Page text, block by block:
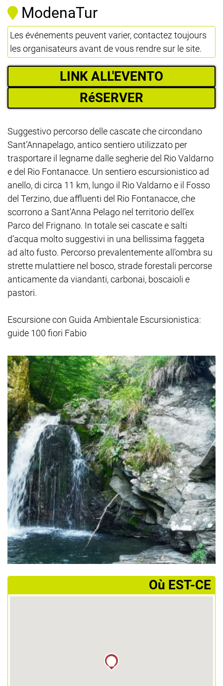
ModenaTur
Les événements peuvent varier, contactez toujours
les organisateurs avant de vous rendre sur le site.
LINK ALL'EVENTO
RéSERVER
Suggestivo percorso delle cascate che circondano
Sant’Annapelago, antico sentiero utilizzato per
trasportare il legname dalle segherie del Rio Valdarno
e del Rio Fontanacce. Un sentiero escursionistico ad
anello, di circa 11 km, lungo il Rio Valdarno e il Fosso
del Terzino, due affluenti del Rio Fontanacce, che
scorrono a Sant'Anna Pelago nel territorio dell’ex
Parco del Frignano. In totale sei cascate e salti
d’acqua molto suggestivi in una bellissima faggeta
ad alto fusto. Percorso prevalentemente all'ombra su
strette mulattiere nel bosco, strade forestali percorse
anticamente da viandanti, carbonai, boscaioli e
pastori.
Escursione con Guida Ambientale Escursionistica:
guide 100 fiori Fabio
­Où EST-CE